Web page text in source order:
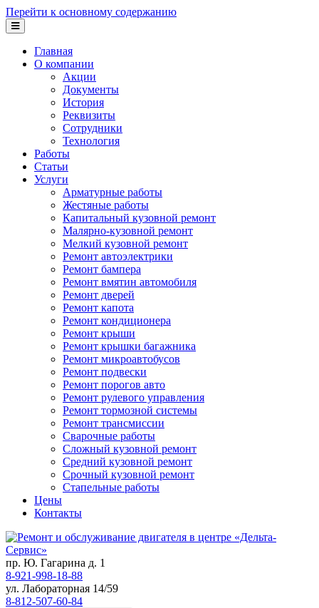
Перейти к основному содержанию
Главная
О компании
Акции
Документы
История
Реквизиты
Сотрудники
Технология
Работы
Статьи
Услуги
Арматурные работы
Жестяные работы
Капитальный кузовной ремонт
Малярно-кузовной ремонт
Мелкий кузовной ремонт
Ремонт автоэлектрики
Ремонт бампера
Ремонт вмятин автомобиля
Ремонт дверей
Ремонт капота
Ремонт кондиционера
Ремонт крыши
Ремонт крышки багажника
Ремонт микроавтобусов
Ремонт подвески
Ремонт порогов авто
Ремонт рулевого управления
Ремонт тормозной системы
Ремонт трансмиссии
Сварочные работы
Сложный кузовной ремонт
Средний кузовной ремонт
Срочный кузовной ремонт
Стапельные работы
Цены
Контакты
пр. Ю. Гагарина д. 1
8-921-998-18-88
ул. Лабораторная 14/59
8-812-507-60-84